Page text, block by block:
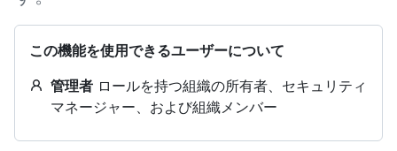
この機能を使用できるユーザーについて
管理者 ロールを持つ組織の所有者、セキュリティ
マネージャー、および組織メンバー